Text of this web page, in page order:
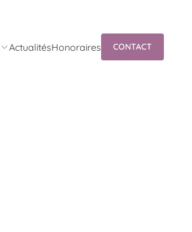
ActualitésHonoraires CONTACT